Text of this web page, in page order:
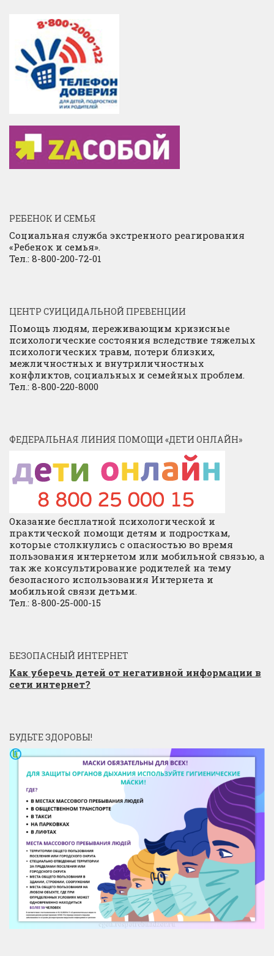
РЕБЕНОК И СЕМЬЯ
Социальная служба экстренного реагирования
«Ребенок и семья».
Тел.: 8-800-200-72-01
ЦЕНТР СУИЦИДАЛЬНОЙ ПРЕВЕНЦИИ
Помощь людям, переживающим кризисные
психологические состояния вследствие тяжелых
психологических травм, потери близких,
межличностных и внутриличностных
конфликтов, социальных и семейных проблем.
Тел.: 8-800-220-8000
ФЕДЕРАЛЬНАЯ ЛИНИЯ ПОМОЩИ «ДЕТИ ОНЛАЙН»
Оказание бесплатной психологической и
практической помощи детям и подросткам,
которые столкнулись с опасностью во время
пользования интернетом или мобильной связью, а
так же консультирование родителей на тему
безопасного использования Интернета и
мобильной связи детьми.
Тел.: 8-800-25-000-15
БЕЗОПАСНЫЙ ИНТЕРНЕТ
Как уберечь детей от негативной информации в
сети интернет?
БУДЬТЕ ЗДОРОВЫ!